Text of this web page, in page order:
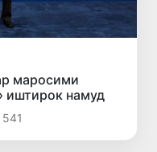
маросими
иштирок намуд